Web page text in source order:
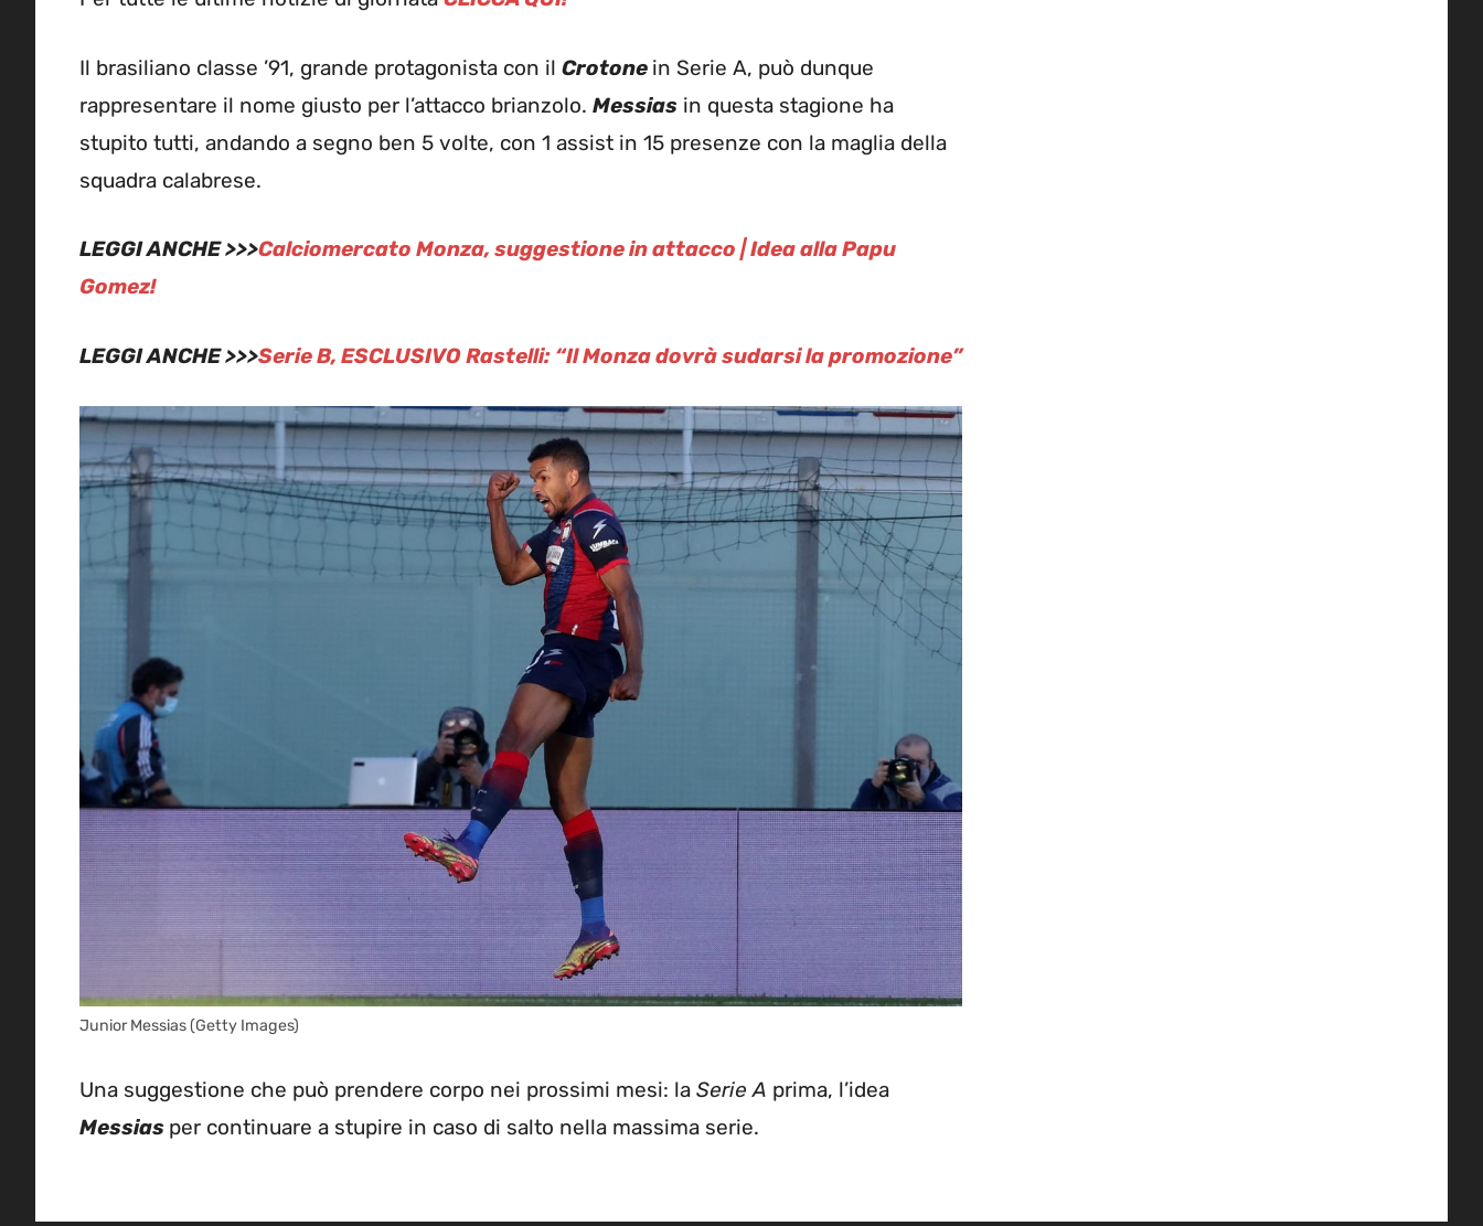
Il brasiliano classe ’91, grande protagonista con il Crotone in Serie A, può dunque
rappresentare il nome giusto per l’attacco brianzolo. Messias in questa stagione ha
stupito tutti, andando a segno ben 5 volte, con 1 assist in 15 presenze con la maglia della
squadra calabrese.
LEGGI ANCHE >>>Calciomercato Monza, suggestione in attacco | Idea alla Papu
Gomez!
LEGGI ANCHE >>>Serie B, ESCLUSIVO Rastelli: “Il Monza dovrà sudarsi la promozione”
Junior Messias (Getty Images)
Una suggestione che può prendere corpo nei prossimi mesi: la Serie A prima, l’idea
Messias per continuare a stupire in caso di salto nella massima serie.